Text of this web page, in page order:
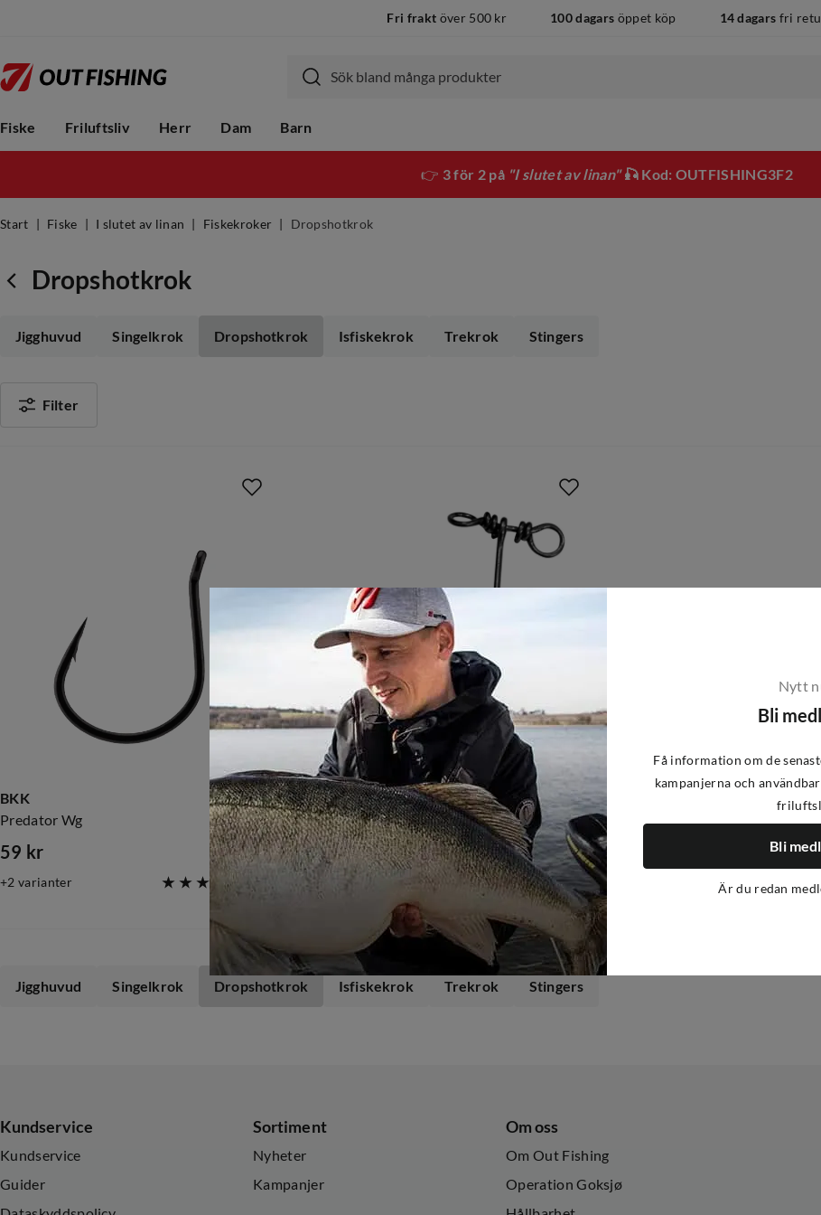
Fri frakt över 500 kr 100 dagars öppet köp 14 dagars fri
Fiske Friluftsliv Herr Dam Barn
👉 3 för 2 på "I slutet av linan"🎣 Kod: OUTFISHING3F2
Start Fiske I slutet av linan Fiskekroker Dropshotkrok
Dropshotkrok
Jigghuvud Singelkrok Dropshotkrok Isfiskekrok Trekrok Stingers
Filter
BKK
Predator Wg
59 kr
2 varianter 4)
VMC
Vmc 7130nt Spin Lok 4
price
139 kr
varianter
Jigghuvud Singelkrok Dropshotkrok Isfiskekrok Trekrok Stingers
Kundservice
Kundservice
Guider
Sortiment
Nyheter
Kampanjer
Om oss
Om Out Fishing
Operation Goksjø
Nytt
Bli
Få information om de
kampanjerna och
Bli
Är du redan